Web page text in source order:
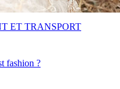
fashion ?
ET TRANSPORT